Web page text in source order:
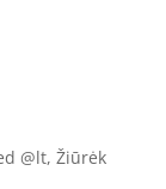
@lt, Žiūrėk